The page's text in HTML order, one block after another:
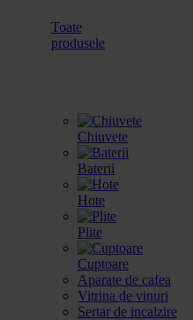
Toate
produsele
Chiuvete
Baterii
Hote
Plite
Cuptoare
Aparate de cafea
Vitrina de vinuri
Sertar de incalzire